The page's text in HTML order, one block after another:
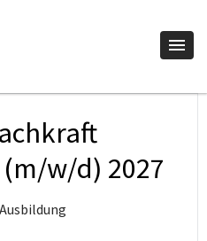
w/d) 2027
Ausbildung